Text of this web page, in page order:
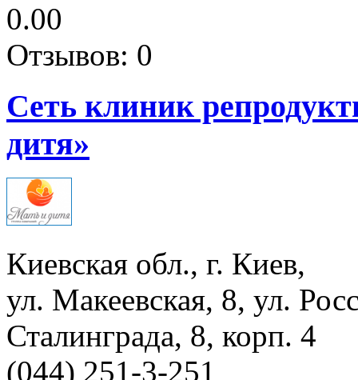
0.00
Отзывов: 0
Сеть клиник
дитя»
Киевская обл., г. Киев,
ул. Макеевская, 8, ул.
Сталинграда, 8, корп. 4
(044) 251-3-251